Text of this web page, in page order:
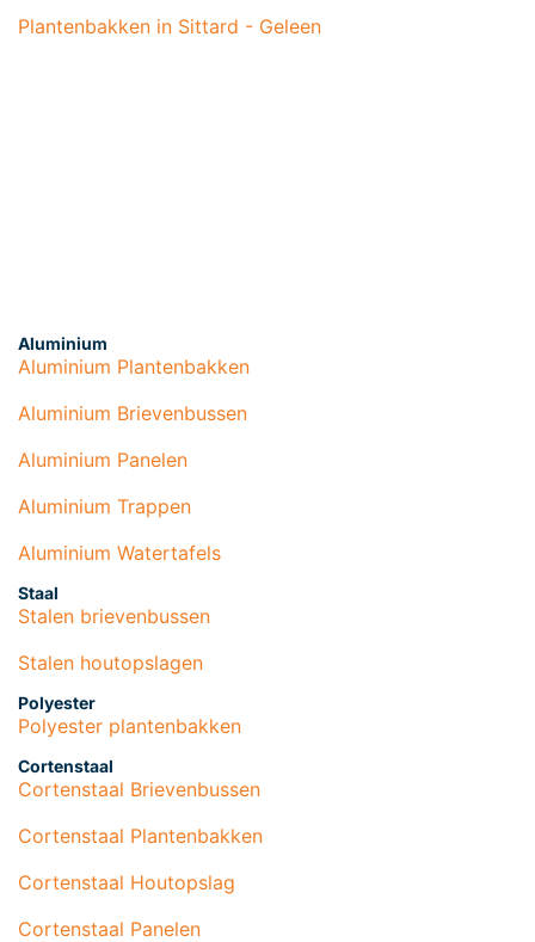
Aluminium
Aluminium Plantenbakken
Aluminium Brievenbussen
Aluminium Panelen
Aluminium Trappen
Aluminium Watertafels
Staal
Stalen brievenbussen
Stalen houtopslagen
Polyester
Polyester plantenbakken
Cortenstaal
Cortenstaal Brievenbussen
Cortenstaal Plantenbakken
Cortenstaal Houtopslag
Cortenstaal Panelen
Plantenbakken in Sittard - Geleen